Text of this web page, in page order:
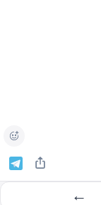
←